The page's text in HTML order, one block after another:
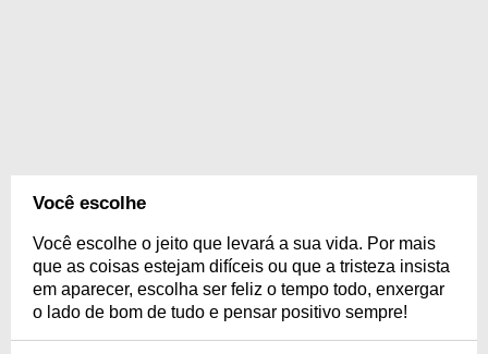
Você escolhe
Você escolhe o jeito que levará a sua vida. Por mais
que as coisas estejam difíceis ou que a tristeza insista
em aparecer, escolha ser feliz o tempo todo, enxergar
o lado de bom de tudo e pensar positivo sempre!